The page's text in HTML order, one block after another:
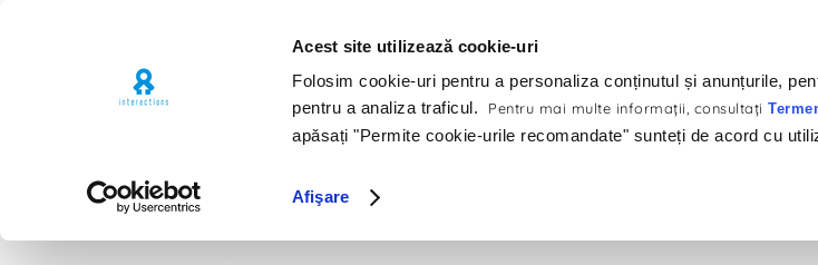
Acest site utilizează cookie-uri
Folosim cookie-uri pentru a personaliza conținutul și anunțurile,
pentru a analiza traficul.
Pentru mai multe informaţii, consultaţi
apăsați "Permite cookie-urile recomandate" sunteți de acord cu
Afişare